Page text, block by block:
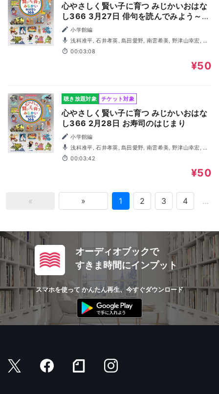
心やさしく賢い子に育つ みじかいおはな
し366 3月27日 俳句を読んでみよう～松
尾芭蕉～
小学館編
浅科准平, 石井孝英, 島田愛野, 南雲希美, 野津山幸宏, 八
木田幸恵, 山谷祥生, 神森徹也（歌・演奏）
00:03:08
¥50
聴き放題対象 チケット対象
心やさしく賢い子に育つ みじかいおはな
し366 2月28日 お寿司のはじまり
小学館編
浅科准平, 石井孝英, 島田愛野, 南雲希美, 野津山幸宏, 八
木田幸恵, 山谷祥生, 神森徹也（歌・演奏）
00:03:42
¥50
« » 1 2 3 4 …
オーディオブックで
すきま時間にインプット
スマホを使って かんたん再生、今すぐダウンロード